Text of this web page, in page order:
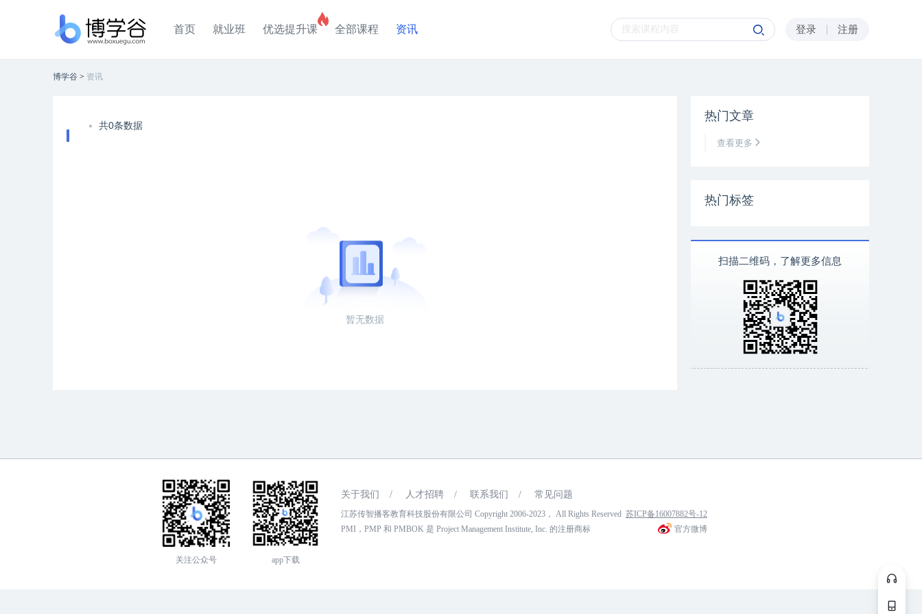
首页 就业班 优选提升课 全部课程 资讯 登录 注册
博学谷 > 资讯
共0条数据
暂无数据
热门文章
查看更多
热门标签
扫描二维码，了解更多信息
关注公众号 app下载
关于我们 / 人才招聘 / 联系我们 / 常见问题
江苏传智播客教育科技股份有限公司 Copyright 2006-2023， All Rights Reserved 苏ICP备16007882号-12
PMI，PMP 和 PMBOK 是 Project Management Institute, Inc. 的注册商标
官方微博